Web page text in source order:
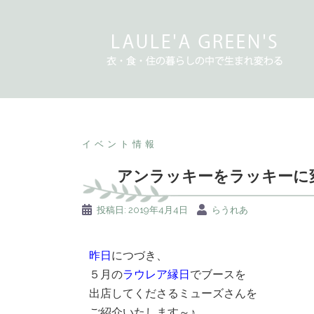
イベント情報
アンラッキーをラッキーに
投稿日: 2019年4月4日 らうれあ
昨日 につづき、
５月のラウレア縁日 でブースを
出店してくださるミューズさんを